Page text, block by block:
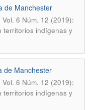
de Manchester
6 Núm. 12 (2019):
territorios indígenas y
de Manchester
6 Núm. 12 (2019):
territorios indígenas y